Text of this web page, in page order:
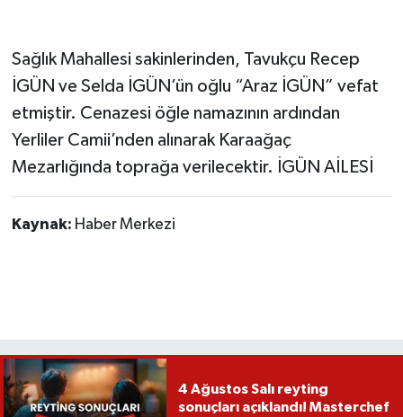
Sağlık Mahallesi sakinlerinden, Tavukçu Recep
İGÜN ve Selda İGÜN’ün oğlu “Araz İGÜN” vefat
etmiştir. Cenazesi öğle namazının ardından
Yerliler Camii’nden alınarak Karaağaç
Mezarlığında toprağa verilecektir. İGÜN AİLESİ
Kaynak: Haber Merkezi
4 Ağustos Salı reyting
sonuçları açıklandı! Masterchef